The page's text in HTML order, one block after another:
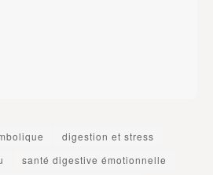
digestion et stress
santé digestive émotionnelle